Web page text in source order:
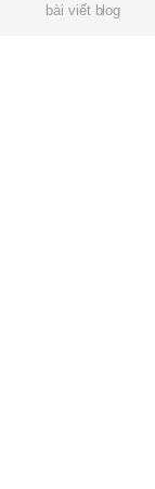
bài viết blog